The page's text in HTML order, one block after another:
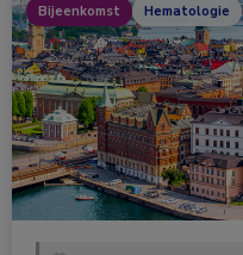
Bijeenkomst Hematologie